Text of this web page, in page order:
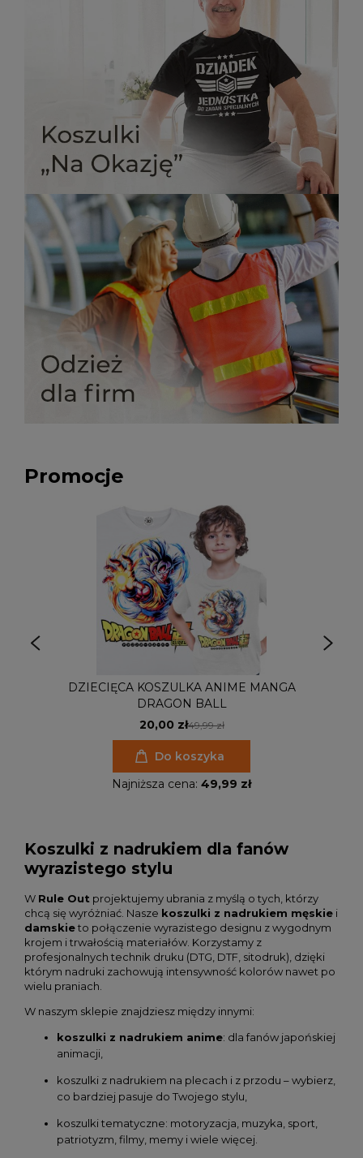
Promocje
DZIECIĘCA KOSZULKA ANIME MANGA
DRAGON BALL
20,00 zł49,99 zł
Najniższa cena: 49,99 zł
Do koszyka
Koszulki z nadrukiem dla fanów
wyrazistego stylu
W Rule Out projektujemy ubrania z myślą o tych, którzy
chcą się wyróżniać. Nasze koszulki z nadrukiem męskie i
damskieto połączenie wyrazistego designu z wygodnym
krojem i trwałością materiałów. Korzystamy z
profesjonalnych technik druku (DTG, DTF, sitodruk), dzięki
którym nadruki zachowują intensywność kolorów nawet po
wielu praniach.
W naszym sklepie znajdziesz między innymi:
koszulki z nadrukiem anime: dla fanów japońskiej
animacji,
koszulki z nadrukiem na plecach i z przodu – wybierz,
co bardziej pasuje do Twojego stylu,
koszulki tematyczne: motoryzacja, muzyka, sport,
patriotyzm, filmy, memy i wiele więcej.